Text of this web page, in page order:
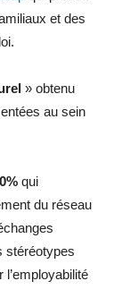
et des
» obtenu
au sein
qui
du réseau
stéréotypes
l’employabilité